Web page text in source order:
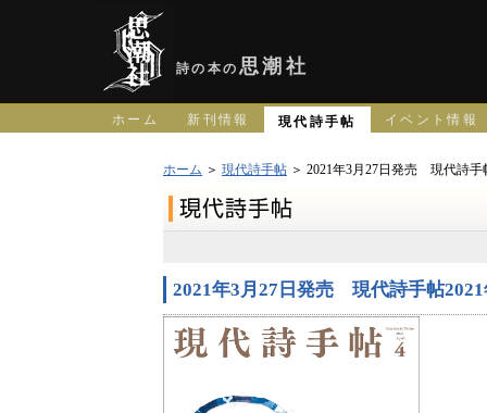
詩の本の 思潮社
ホーム 新刊情報 現代詩手帖 イベント情報
ホーム ＞ 現代詩手帖 ＞ 2021年3月27日発売 現代詩手
2021年3月27日発売 現代詩手帖2021